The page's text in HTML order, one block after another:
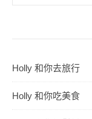
Holly 和你去旅行
Holly 和你吃美食